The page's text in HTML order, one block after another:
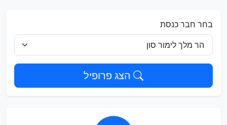
בחר חבר כנסת
הצג פרופיל